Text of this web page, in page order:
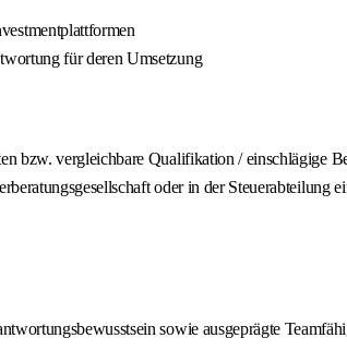
für deren Umsetzung
bzw. vergleichbare Qualifikation / einschlägige
oder in der Steuerabteilung
sowie ausgeprägte